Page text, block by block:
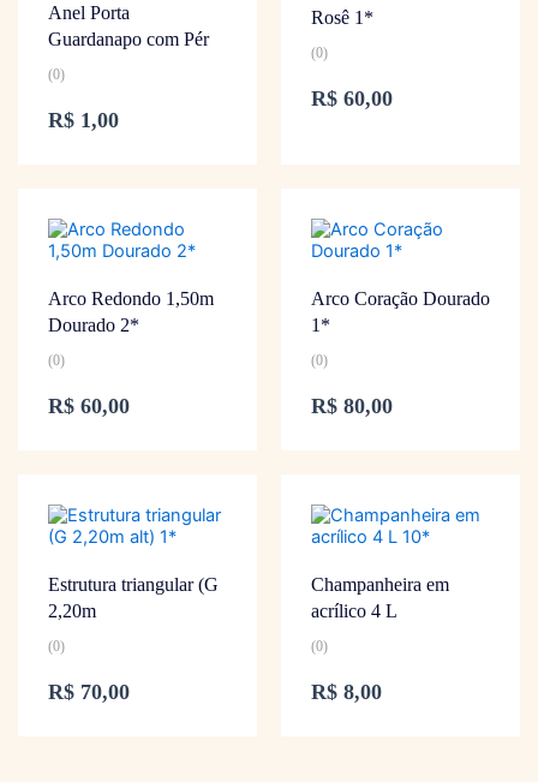
Anel Porta
Guardanapo com Pér
(0)
R$ 1,00
Rosê 1*
(0)
R$ 60,00
Arco Redondo 1,50m
Dourado 2*
(0)
R$ 60,00
Arco Coração Dourado
1*
(0)
R$ 80,00
Estrutura triangular (G
2,20m
(0)
R$ 70,00
Champanheira em
acrílico 4 L
(0)
R$ 8,00